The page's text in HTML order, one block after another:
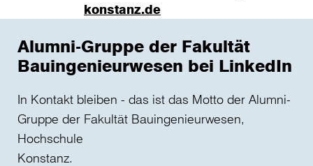
konstanz.de
Alumni-Gruppe der Fakultät
Bauingenieurwesen bei LinkedIn
In Kontakt bleiben - das ist das Motto der Alumni-
Gruppe der Fakultät Bauingenieurwesen,
Hochschule
Konstanz.